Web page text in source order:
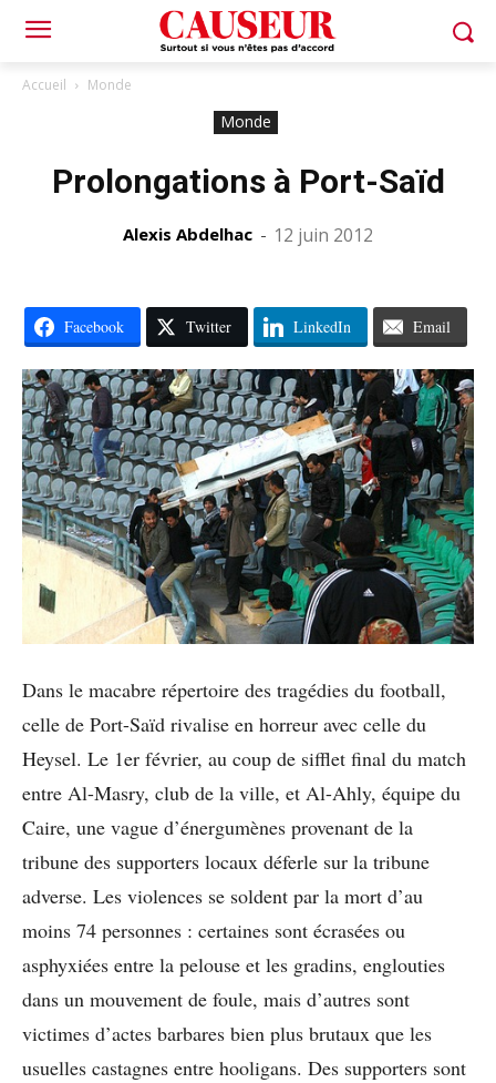
Accueil Monde
Monde
Prolongations à Port-Saïd
Alexis Abdelhac - 12 juin 2012
Facebook Twitter LinkedIn Email
Dans le macabre répertoire des tragédies du football,
celle de Port-Saïd rivalise en horreur avec celle du
Heysel. Le 1er février, au coup de sifflet final du match
entre Al-Masry, club de la ville, et Al-Ahly, équipe du
Caire, une vague d’énergumènes provenant de la
tribune des supporters locaux déferle sur la tribune
adverse. Les violences se soldent par la mort d’au
moins 74 personnes : certaines sont écrasées ou
asphyxiées entre la pelouse et les gradins, englouties
dans un mouvement de foule, mais d’autres sont
victimes d’actes barbares bien plus brutaux que les
usuelles castagnes entre hooligans. Des supporters sont